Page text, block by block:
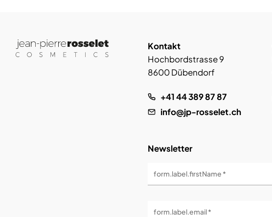
Kontakt
Hochbordstrasse 9
8600 Dübendorf
+41 44 389 87 87
info@jp-rosselet.ch
Newsletter
form.label.firstName *
form.label.email *